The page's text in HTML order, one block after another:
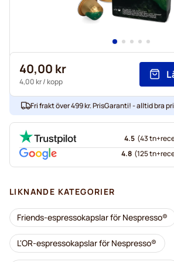
40,00 kr
4,00 kr/ kopp
Fri frakt över 499 kr. PrisGaranti! - alltid bra
4.5 (43 tn+
4.8 (125 tn+
LIKNANDE KATEGORIER
Friends-espressokapslar för Nespresso®
L'OR-espressokapslar för Nespresso®